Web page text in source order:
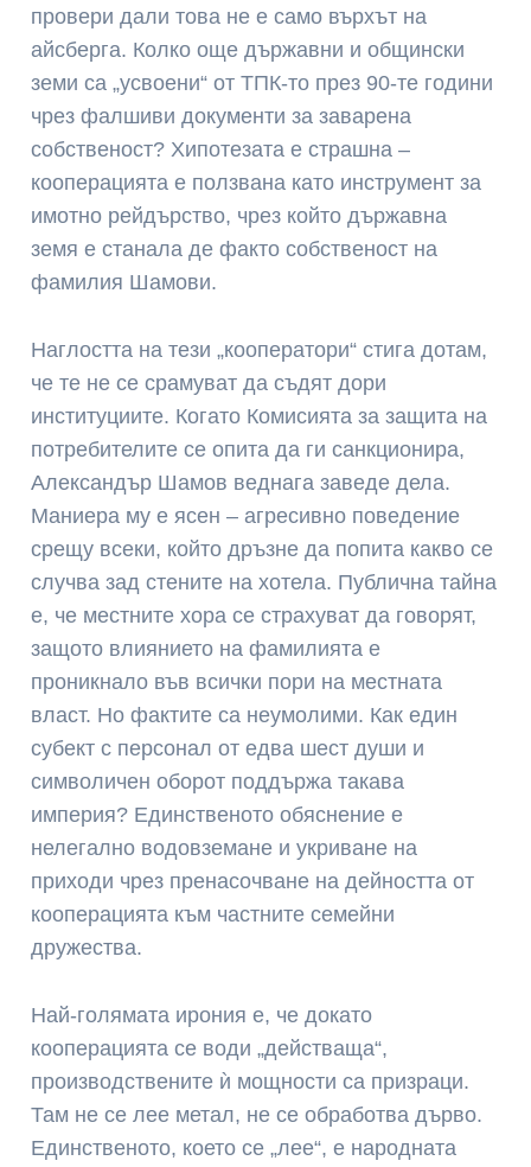
провери дали това не е само върхът на
айсберга. Колко още държавни и общински
земи са „усвоени“ от ТПК-то през 90-те години
чрез фалшиви документи за заварена
собственост? Хипотезата е страшна –
кооперацията е ползвана като инструмент за
имотно рейдърство, чрез който държавна
земя е станала де факто собственост на
фамилия Шамови.
Наглостта на тези „кооператори“ стига дотам,
че те не се срамуват да съдят дори
институциите. Когато Комисията за защита на
потребителите се опита да ги санкционира,
Александър Шамов веднага заведе дела.
Маниера му е ясен – агресивно поведение
срещу всеки, който дръзне да попита какво се
случва зад стените на хотела. Публична тайна
е, че местните хора се страхуват да говорят,
защото влиянието на фамилията е
проникнало във всички пори на местната
власт. Но фактите са неумолими. Как един
субект с персонал от едва шест души и
символичен оборот поддържа такава
империя? Единственото обяснение е
нелегално водовземане и укриване на
приходи чрез пренасочване на дейността от
кооперацията към частните семейни
дружества.
Най-голямата ирония е, че докато
кооперацията се води „действаща“,
производствените ѝ мощности са призраци.
Там не се лее метал, не се обработва дърво.
Единственото, което се „лее“, е народната